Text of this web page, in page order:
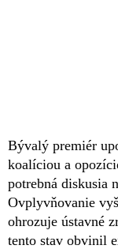
Bývalý premiér
koalíciou a
potrebná diskusia
Ovplyvňovanie
ohrozuje ústavné
tento stav obvinil